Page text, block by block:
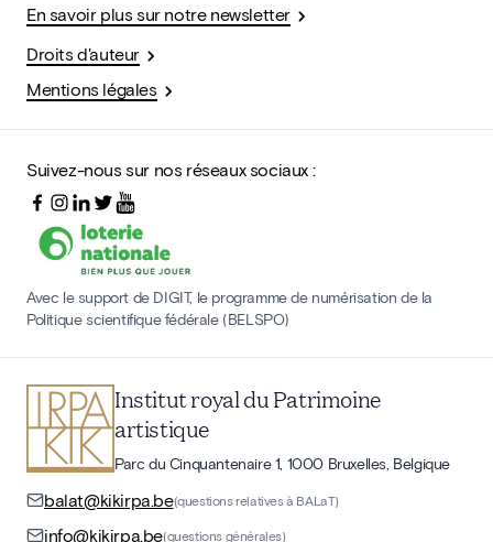
En savoir plus sur notre newsletter
Droits d'auteur
Mentions légales
Suivez-nous sur nos réseaux sociaux :
Avec le support de DIGIT, le programme de numérisation de la
Politique scientifique fédérale (BELSPO)
Institut royal du Patrimoine
artistique
Parc du Cinquantenaire 1, 1000 Bruxelles, Belgique
balat@kikirpa.be(questions relatives à BALaT)
info@kikirpa.be(questions générales)